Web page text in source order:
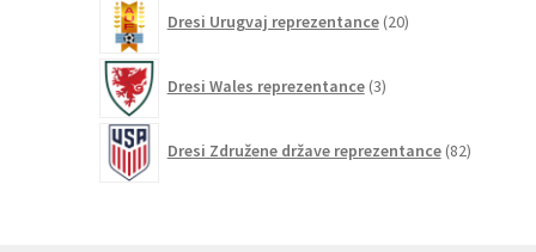
Dresi Urugvaj reprezentance 20izdelkov
Dresi Wales reprezentance 3izdelki
Dresi Združene države reprezentance 82izdelkov